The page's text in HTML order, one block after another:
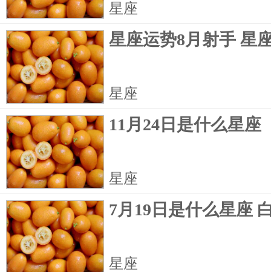
星座
星座运势8月射手 星
星座
11月24日是什么星座
星座
7月19日是什么星座
星座